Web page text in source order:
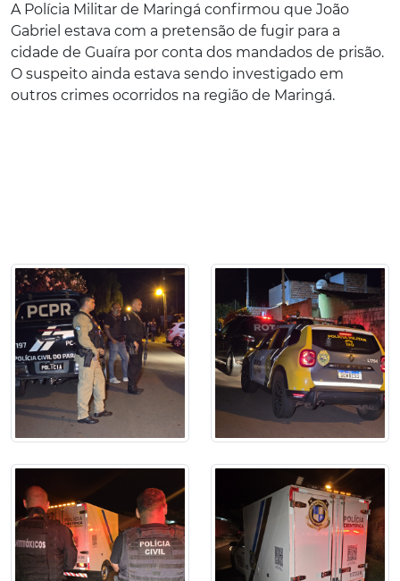
A Polícia Militar de Maringá confirmou que João
Gabriel estava com a pretensão de fugir para a
cidade de Guaíra por conta dos mandados de prisão.
O suspeito ainda estava sendo investigado em
outros crimes ocorridos na região de Maringá.